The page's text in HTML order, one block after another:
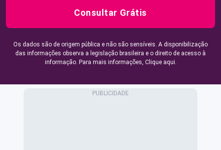
Consultar Grátis
Os dados são de origem pública e não são sensíveis. A disponibilização
das informações observa a legislação brasileira e o direito de acesso à
informação. Para mais informações, Clique aqui.